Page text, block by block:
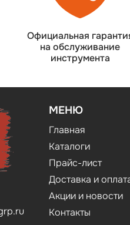
Официальная
на обслуживание
инструмента
МЕНЮ
Главная
Каталоги
Прайс-лист
Доставка и
Акции и новости
Контакты